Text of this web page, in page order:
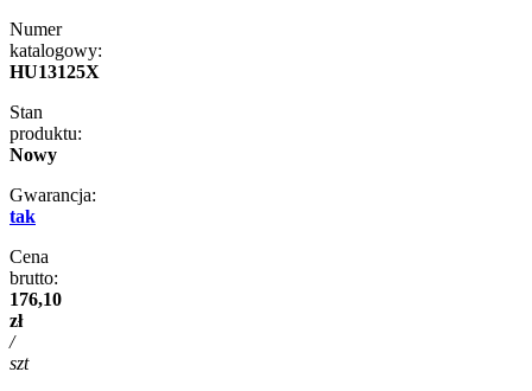
Numer
katalogowy:
HU13125X
Stan
produktu:
Nowy
Gwarancja:
tak
Cena
brutto:
176,10
zł
/
szt